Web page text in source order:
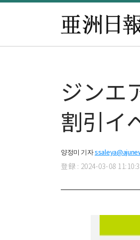
ジンエ
割引イ
양정미 기자
登録 : 2024-03-08